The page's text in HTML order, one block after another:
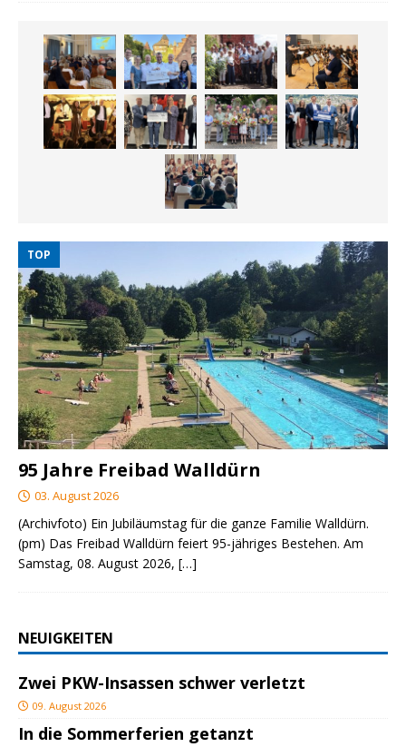
TOP
95 Jahre Freibad Walldürn
03. August 2026
(Archivfoto) Ein Jubiläumstag für die ganze Familie Walldürn.
(pm) Das Freibad Walldürn feiert 95-jähriges Bestehen. Am
Samstag, 08. August 2026, […]
NEUIGKEITEN
Zwei PKW-Insassen schwer verletzt
09. August 2026
In die Sommerferien getanzt